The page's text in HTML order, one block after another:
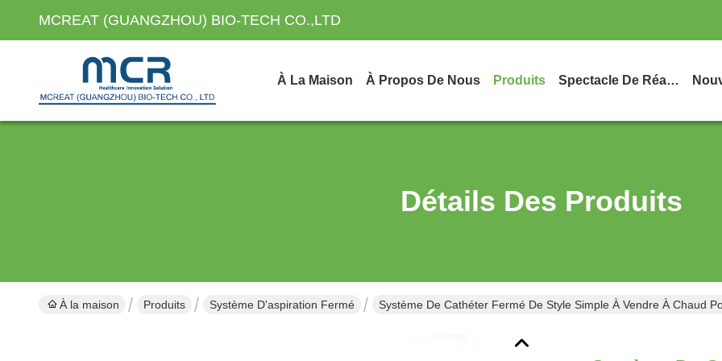
MCREAT (GUANGZHOU) BIO-TECH CO.,LTD
À La Maison À Propos De Nous Produits Spectacle De Réalité Virtuelle
Détails Des Produits
À la maison Produits Système D'aspiration Fermé Système De Cathéter Fermé De Style Simple À Vendre À Chaud